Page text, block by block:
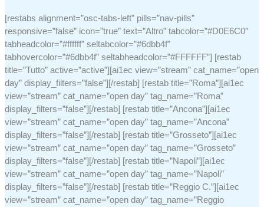
[restabs alignment=”osc-tabs-left” pills=”nav-pills”
responsive=”false” icon=”true” text=”Altro” tabcolor=”#D0E6C0″
tabheadcolor=”#ffffff” seltabcolor=”#6dbb4f”
tabhovercolor=”#6dbb4f” seltabheadcolor=”#FFFFFF”] [restab
title=”Tutto” active=”active”][ai1ec view=”stream” cat_name=”open
day” display_filters=”false”][/restab] [restab title=”Roma”][ai1ec
view=”stream” cat_name=”open day” tag_name=”Roma”
display_filters=”false”][/restab] [restab title=”Ancona”][ai1ec
view=”stream” cat_name=”open day” tag_name=”Ancona”
display_filters=”false”][/restab] [restab title=”Grosseto”][ai1ec
view=”stream” cat_name=”open day” tag_name=”Grosseto”
display_filters=”false”][/restab] [restab title=”Napoli”][ai1ec
view=”stream” cat_name=”open day” tag_name=”Napoli”
display_filters=”false”][/restab] [restab title=”Reggio C.”][ai1ec
view=”stream” cat_name=”open day” tag_name=”Reggio